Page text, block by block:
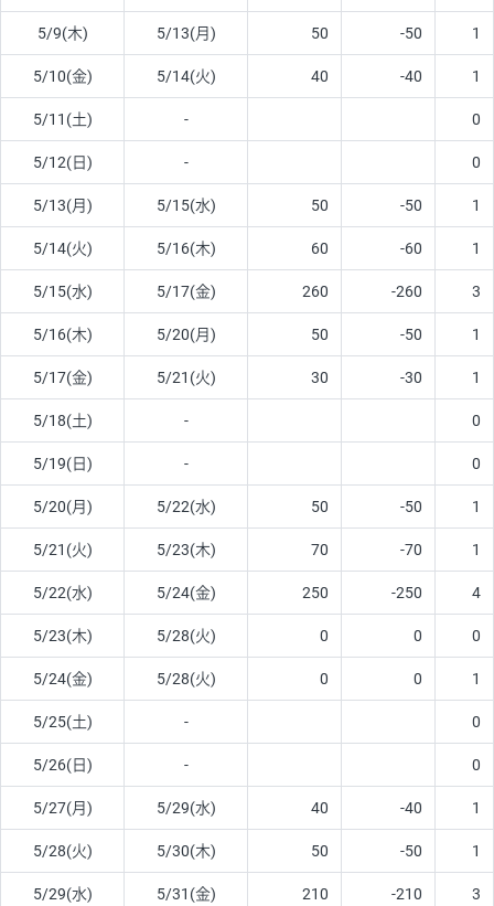
5/9(木) 5/13(月) 50 -50 1
5/10(金) 5/14(火) 40 -40 1
5/11(土) - 0
5/12(日) - 0
5/13(月) 5/15(水) 50 -50 1
5/14(火) 5/16(木) 60 -60 1
5/15(水) 5/17(金) 260 -260 3
5/16(木) 5/20(月) 50 -50 1
5/17(金) 5/21(火) 30 -30 1
5/18(土) - 0
5/19(日) - 0
5/20(月) 5/22(水) 50 -50 1
5/21(火) 5/23(木) 70 -70 1
5/22(水) 5/24(金) 250 -250 4
5/23(木) 5/28(火) 0 0 0
5/24(金) 5/28(火) 0 0 1
5/25(土) - 0
5/26(日) - 0
5/27(月) 5/29(水) 40 -40 1
5/28(火) 5/30(木) 50 -50 1
5/29(水) 5/31(金) 210 -210 3